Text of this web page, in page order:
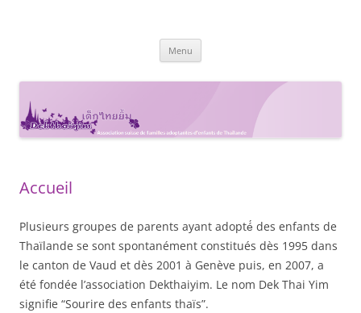
Menu
Accueil
Plusieurs groupes de parents ayant adopté́ des enfants de
Thaïlande se sont spontanément constitués dès 1995 dans
le canton de Vaud et dès 2001 à Genève puis, en 2007, a
été fondée l’association Dekthaiyim. Le nom Dek Thai Yim
signifie “Sourire des enfants thaïs”.